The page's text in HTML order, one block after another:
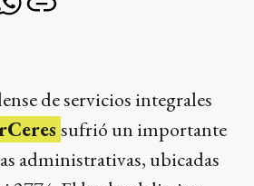
de servicios integrales
sufrió un importante
administrativas, ubicadas